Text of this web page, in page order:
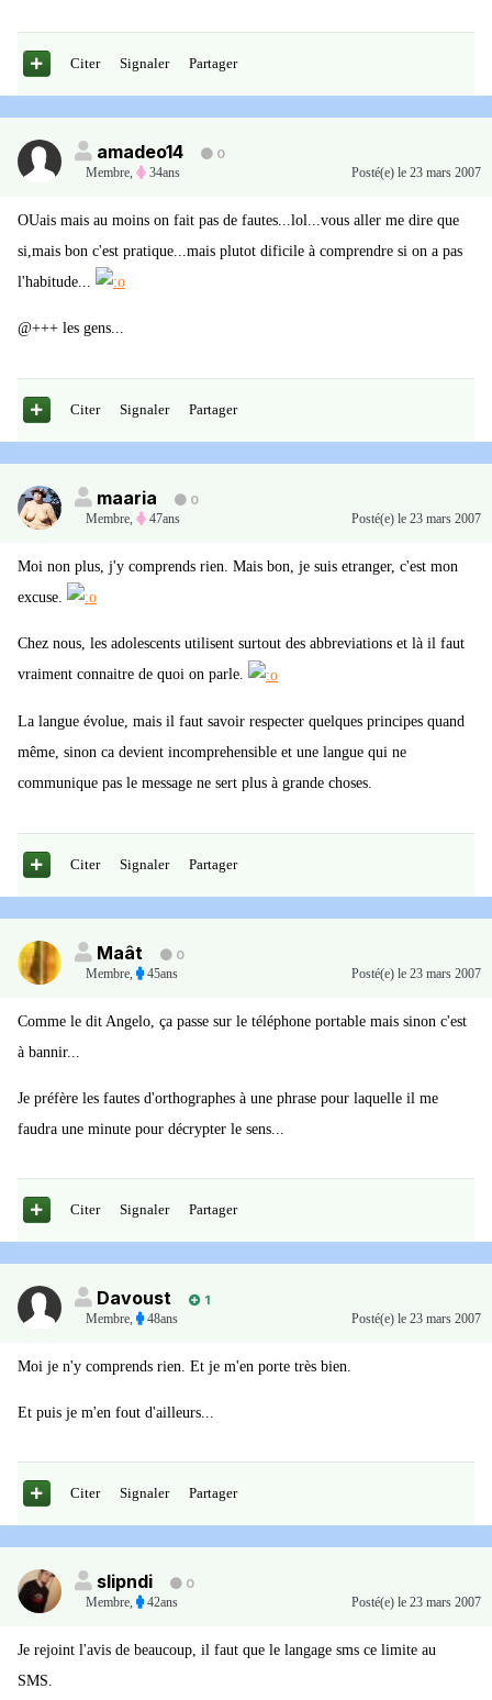
Citer Signaler Partager
amadeo14
0
Membre
34ans Posté(e) le 23 mars 2007
OUais mais au moins on fait pas de fautes...lol...vous aller me dire que
si,mais bon c'est pratique...mais plutot dificile à comprendre si on a pas
l'habitude...
@+++ les gens...
Citer Signaler Partager
maaria
0
Membre
47ans Posté(e) le 23 mars 2007
Moi non plus, j'y comprends rien. Mais bon, je suis etranger, c'est mon
excuse.
Chez nous, les adolescents utilisent surtout des abbreviations et là il faut
vraiment connaitre de quoi on parle.
La langue évolue, mais il faut savoir respecter quelques principes quand
même, sinon ca devient incomprehensible et une langue qui ne
communique pas le message ne sert plus à grande choses.
Citer Signaler Partager
Maât
0
Membre
45ans Posté(e) le 23 mars 2007
Comme le dit Angelo, ça passe sur le téléphone portable mais sinon c'est
à bannir...
Je préfère les fautes d'orthographes à une phrase pour laquelle il me
faudra une minute pour décrypter le sens...
Citer Signaler Partager
Davoust
1
Membre
48ans Posté(e) le 23 mars 2007
Moi je n'y comprends rien. Et je m'en porte très bien.
Et puis je m'en fout d'ailleurs...
Citer Signaler Partager
slipndi
0
Membre
42ans Posté(e) le 23 mars 2007
Je rejoint l'avis de beaucoup, il faut que le langage sms ce limite au
SMS.